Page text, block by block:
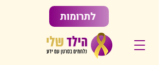
לתרומות